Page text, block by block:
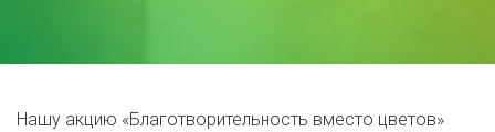
Нашу акцию «Благотворительность вместо цветов»